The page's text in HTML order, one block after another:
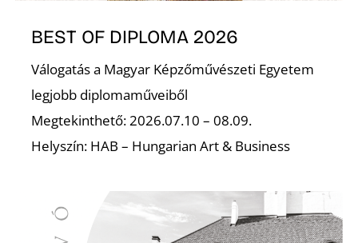
BEST OF DIPLOMA 2026
Válogatás a Magyar Képzőművészeti Egyetem
legjobb diplomaműveiből
Megtekinthető: 2026.07.10 – 08.09.
Helyszín: HAB – Hungarian Art & Business